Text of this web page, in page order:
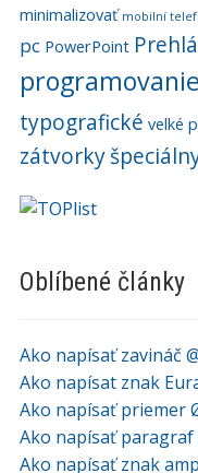
minimalizovať mobilní
pc PowerPoint
programovanie
typografické velké
zátvorky
Oblíbené články
Ako napísať zavináč
Ako napísat znak
Ako napísať priemer
Ako napísať paragraf
Ako napísať znak